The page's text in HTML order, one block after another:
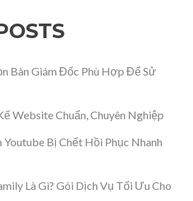
Bàn Giám Đốc Phù Hợp Để Sử
Website Chuẩn, Chuyên Nghiệp
Youtube Bị Chết Hồi Phục Nhanh
Là Gì? Gói Dịch Vụ Tối Ưu Cho